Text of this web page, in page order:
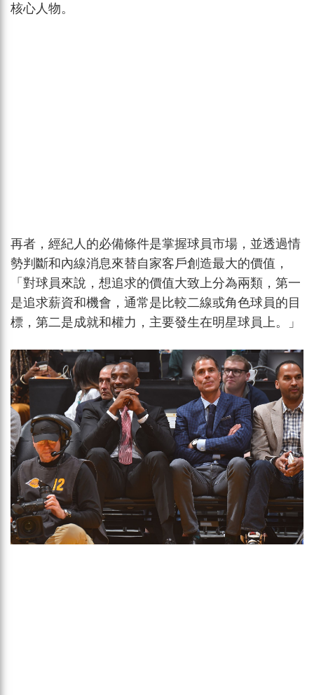
核心人物。
再者，經紀人的必備條件是掌握球員市場，並透過情
勢判斷和內線消息來替自家客戶創造最大的價值，
「對球員來說，想追求的價值大致上分為兩類，第一
是追求薪資和機會，通常是比較二線或角色球員的目
標，第二是成就和權力，主要發生在明星球員上。」